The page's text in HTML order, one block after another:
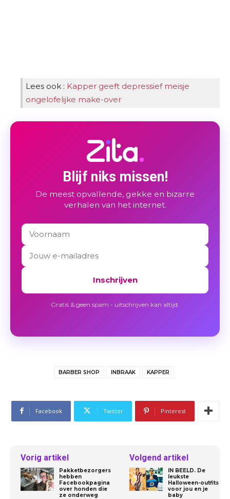
Lees ook : Kapper geeft depressief meisje
ongelofelijke make-over
Blijf niks missen!
De meest opvallende, gekke en bizarre
verhalen van het internet.
Inschrijven
Gratis & geen spam - uitschrijven kan altijd.
BARBER SHOP INBRAAK KAPPER
Facebook Twitter Pinterest
Vorig artikel
Pakketbezorgers
hebben
Facebookpagina
over honden die
ze onderweg
Volgend artikel
IN BEELD. De
leukste
Halloween-outfits
voor jou en je
baby